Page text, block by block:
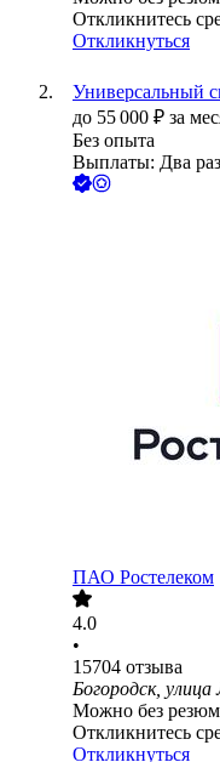
Откликнитесь
Откликнуться
Универсальный
до 55 000 ₽ за
Без опыта
Выплаты: Два
ПАО Ростелеком
4.0
•
15704 отзыва
Богородск,
Можно без
Откликнитесь
Откликнуться